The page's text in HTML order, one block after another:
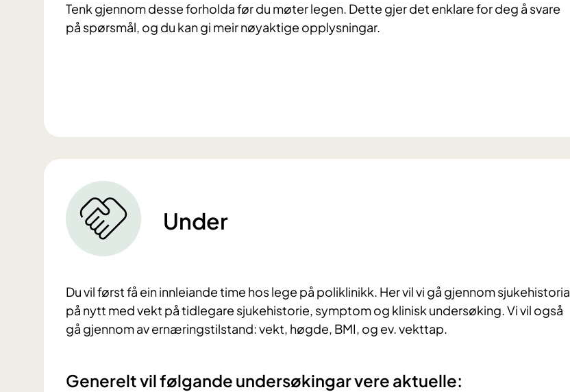
Tenk gjennom desse forholda før du møter legen. Dette gjer det enklare for deg å svare
på spørsmål, og du kan gi meir nøyaktige opplysningar.
Under
Du vil først få ein innleiande time hos lege på poliklinikk. Her vil vi gå gjennom sjukehistoria
på nytt med vekt på tidlegare sjukehistorie, symptom og klinisk undersøking. Vi vil også
gå gjennom av ernæringstilstand: vekt, høgde, BMI, og ev. vekttap.
Generelt vil følgande undersøkingar vere aktuelle: